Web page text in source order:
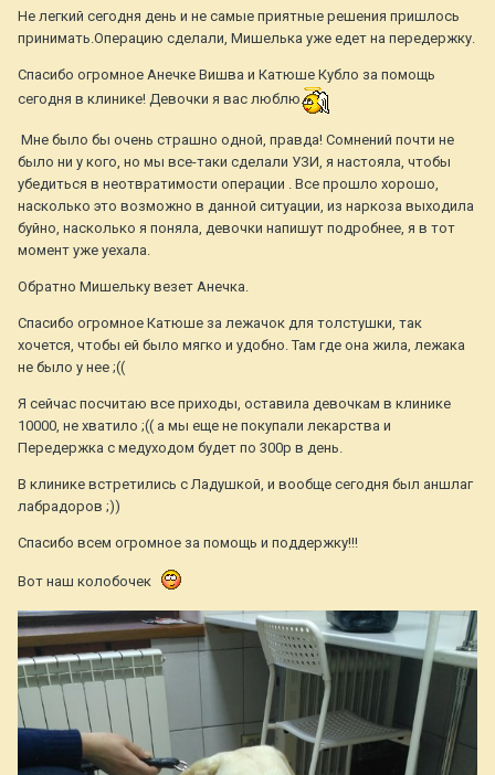
Не легкий сегодня день и не самые приятные решения пришлось
принимать.Операцию сделали, Мишелька уже едет на передержку.
Спасибо огромное Анечке Вишва и Катюше Кубло за помощь
сегодня в клинике! Девочки я вас люблю
Мне было бы очень страшно одной, правда! Сомнений почти не
было ни у кого, но мы все-таки сделали УЗИ, я настояла, чтобы
убедиться в неотвратимости операции . Все прошло хорошо,
насколько это возможно в данной ситуации, из наркоза выходила
буйно, насколько я поняла, девочки напишут подробнее, я в тот
момент уже уехала.
Обратно Мишельку везет Анечка.
Спасибо огромное Катюше за лежачок для толстушки, так
хочется, чтобы ей было мягко и удобно. Там где она жила, лежака
не было у нее ;((
Я сейчас посчитаю все приходы, оставила девочкам в клинике
10000, не хватило ;(( а мы еще не покупали лекарства и
Передержка с медуходом будет по 300р в день.
В клинике встретились с Ладушкой, и вообще сегодня был аншлаг
лабрадоров ;))
Спасибо всем огромное за помощь и поддержку!!!
Вот наш колобочек